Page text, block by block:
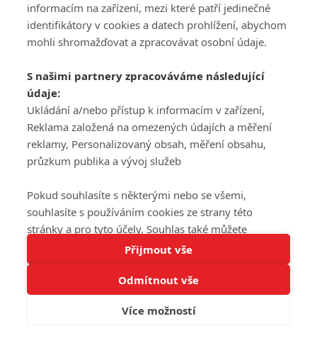
Tato stránka používá soubory cookies.
Rozumím
informacím na zařízení, mezi které patří jedinečné
identifikátory v cookies a datech prohlížení, abychom
mohli shromažďovat a zpracovávat osobní údaje.
S našimi partnery zpracováváme následující
údaje:
Ukládání a/nebo přístup k informacím v zařízení,
Reklama založená na omezených údajích a měření
reklamy, Personalizovaný obsah, měření obsahu,
průzkum publika a vývoj služeb
Pokud souhlasíte s některými nebo se všemi,
souhlasíte s používáním cookies ze strany této
stránky a pro tyto účely. Souhlas také můžete
odmítnout, ale v takovém případě vám na stránce
nebudou k dispozici některé personalizované funkce.
Vaše volby souhlasu se budou vztahovat pouze na
tuto webovou stránku. Vaše nastavení a odvolání
souhlasu můžete kdykoli změnit na stránce s
Přijmout vše
Odmítnout vše
Více možností